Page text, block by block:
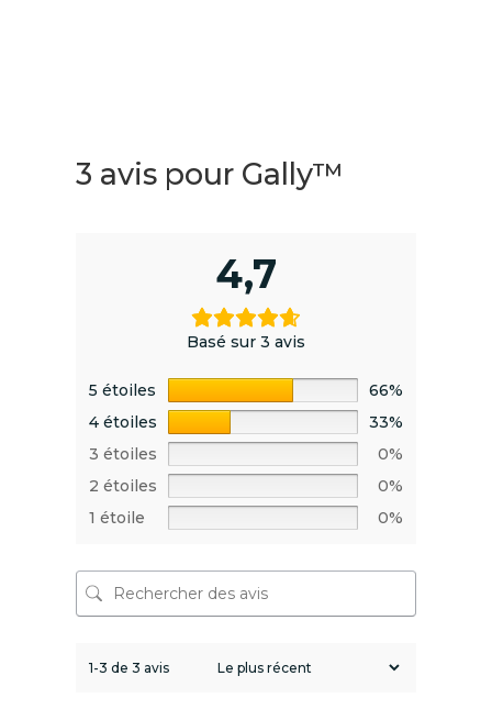
3 avis pour Gally™
4,7
Basé sur 3 avis
5 étoiles
66%
4 étoiles
33%
3 étoiles
0%
2 étoiles
0%
1 étoile
0%
1-3 de 3 avis